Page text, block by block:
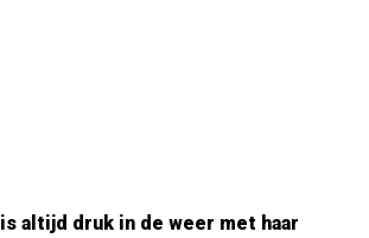
is altijd druk in de weer met haar